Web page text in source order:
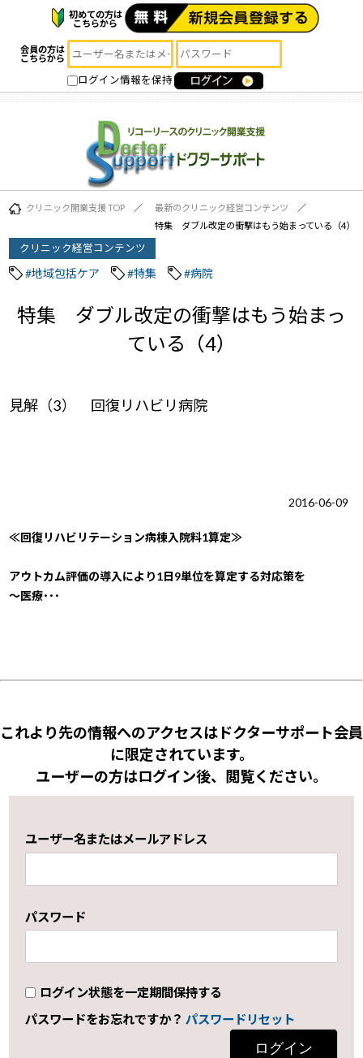
初めての方は
こちらから
会員の方は
こちらから
ログイン情報を保持
クリニック開業支援 TOP
最新のクリニック経営コンテンツ
特集 ダブル改定の衝撃はもう始まっている（4）
クリニック経営コンテンツ
#地域包括ケア #特集 #病院
特集 ダブル改定の衝撃はもう始まっ
ている（4）
見解（3） 回復リハビリ病院
2016-06-09
≪回復リハビリテーション病棟入院料1算定≫
アウトカム評価の導入により1日9単位を算定する対応策を
～医療･･･
これより先の情報へのアクセスはドクターサポート会員
に限定されています。
ユーザーの方はログイン後、閲覧ください。
ユーザー名またはメールアドレス
パスワード
ログイン状態を一定期間保持する
パスワードをお忘れですか？ パスワードリセット
ログイン